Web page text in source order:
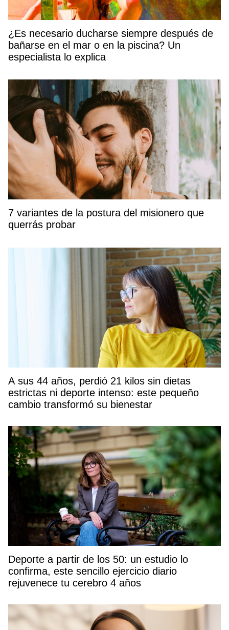
¿Es necesario ducharse siempre después de
bañarse en el mar o en la piscina? Un
especialista lo explica
7 variantes de la postura del misionero que
querrás probar
A sus 44 años, perdió 21 kilos sin dietas
estrictas ni deporte intenso: este pequeño
cambio transformó su bienestar
Deporte a partir de los 50: un estudio lo
confirma, este sencillo ejercicio diario
rejuvenece tu cerebro 4 años